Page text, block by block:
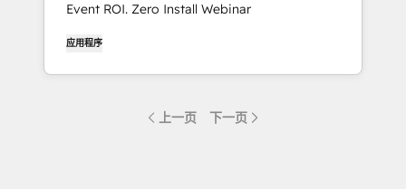
Event ROI. Zero Install Webinar
应用程序
上一页 下一页